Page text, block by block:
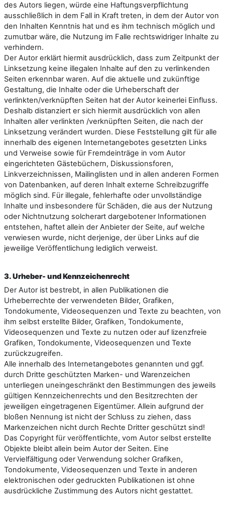
des Autors liegen, würde eine Haftungsverpflichtung
ausschließlich in dem Fall in Kraft treten, in dem der Autor von
den Inhalten Kenntnis hat und es ihm technisch möglich und
zumutbar wäre, die Nutzung im Falle rechtswidriger Inhalte zu
verhindern.
Der Autor erklärt hiermit ausdrücklich, dass zum Zeitpunkt der
Linksetzung keine illegalen Inhalte auf den zu verlinkenden
Seiten erkennbar waren. Auf die aktuelle und zukünftige
Gestaltung, die Inhalte oder die Urheberschaft der
verlinkten/verknüpften Seiten hat der Autor keinerlei Einfluss.
Deshalb distanziert er sich hiermit ausdrücklich von allen
Inhalten aller verlinkten /verknüpften Seiten, die nach der
Linksetzung verändert wurden. Diese Feststellung gilt für alle
innerhalb des eigenen Internetangebotes gesetzten Links
und Verweise sowie für Fremdeinträge in vom Autor
eingerichteten Gästebüchern, Diskussionsforen,
Linkverzeichnissen, Mailinglisten und in allen anderen Formen
von Datenbanken, auf deren Inhalt externe Schreibzugriffe
möglich sind. Für illegale, fehlerhafte oder unvollständige
Inhalte und insbesondere für Schäden, die aus der Nutzung
oder Nichtnutzung solcherart dargebotener Informationen
entstehen, haftet allein der Anbieter der Seite, auf welche
verwiesen wurde, nicht derjenige, der über Links auf die
jeweilige Veröffentlichung lediglich verweist.
3. Urheber- und Kennzeichenrecht
Der Autor ist bestrebt, in allen Publikationen die
Urheberrechte der verwendeten Bilder, Grafiken,
Tondokumente, Videosequenzen und Texte zu beachten, von
ihm selbst erstellte Bilder, Grafiken, Tondokumente,
Videosequenzen und Texte zu nutzen oder auf lizenzfreie
Grafiken, Tondokumente, Videosequenzen und Texte
zurückzugreifen.
Alle innerhalb des Internetangebotes genannten und ggf.
durch Dritte geschützten Marken- und Warenzeichen
unterliegen uneingeschränkt den Bestimmungen des jeweils
gültigen Kennzeichenrechts und den Besitzrechten der
jeweiligen eingetragenen Eigentümer. Allein aufgrund der
bloßen Nennung ist nicht der Schluss zu ziehen, dass
Markenzeichen nicht durch Rechte Dritter geschützt sind!
Das Copyright für veröffentlichte, vom Autor selbst erstellte
Objekte bleibt allein beim Autor der Seiten. Eine
Vervielfältigung oder Verwendung solcher Grafiken,
Tondokumente, Videosequenzen und Texte in anderen
elektronischen oder gedruckten Publikationen ist ohne
ausdrückliche Zustimmung des Autors nicht gestattet.